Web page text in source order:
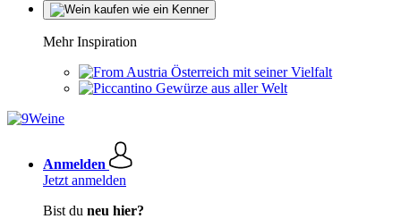
Mehr Inspiration
Österreich mit seiner Vielfalt
Gewürze aus aller Welt
Anmelden
Jetzt anmelden
Bist du neu hier?